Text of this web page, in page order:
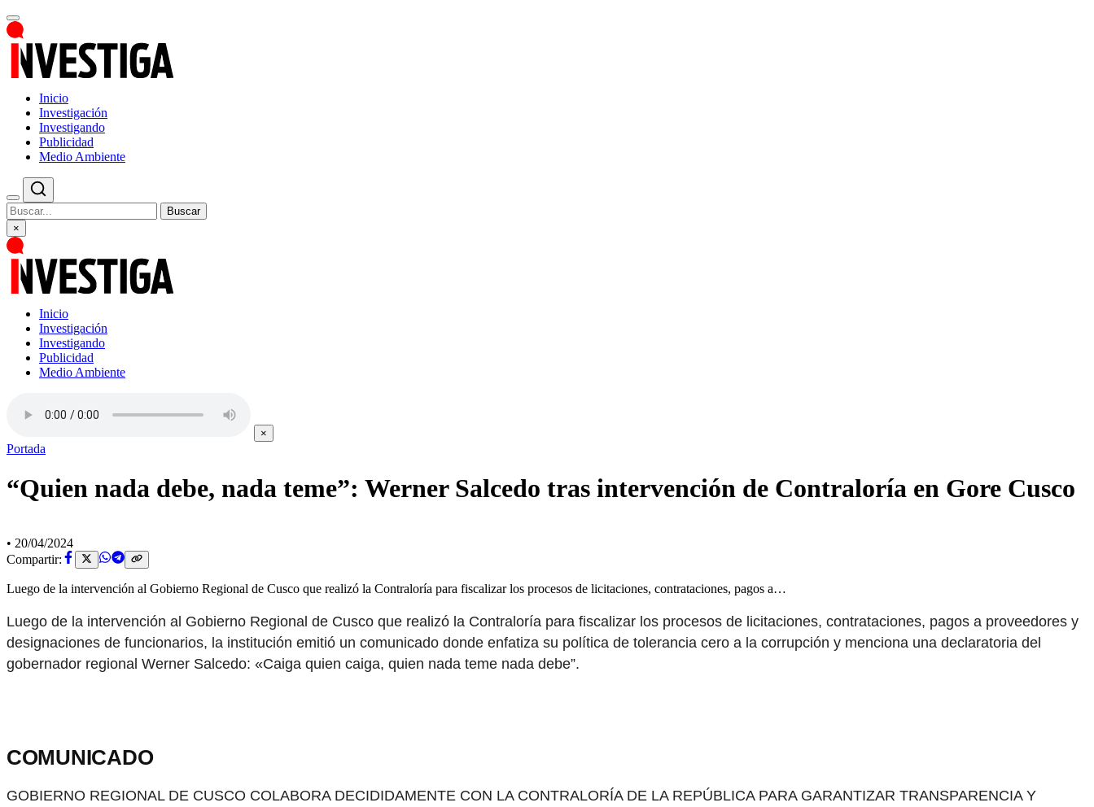
Inicio
Investigación
Investigando
Publicidad
Medio Ambiente
Buscar
×
Inicio
Investigación
Investigando
Publicidad
Medio Ambiente
×
Portada
“Quien nada debe, nada teme”: Werner Salcedo tras intervención de Contraloría en Gore Cusco
• 20/04/2024
Compartir:
Luego de la intervención al Gobierno Regional de Cusco que realizó la Contraloría para fiscalizar los procesos de licitaciones, contrataciones, pagos a…
Luego de la intervención al Gobierno Regional de Cusco que realizó la Contraloría para fiscalizar los procesos de licitaciones, contrataciones, pagos a proveedores y
designaciones de funcionarios, la institución emitió un comunicado donde enfatiza su política de tolerancia cero a la corrupción y menciona una declaratoria del
gobernador regional Werner Salcedo: «Caiga quien caiga, quien nada teme nada debe”.
COMUNICADO
GOBIERNO REGIONAL DE CUSCO COLABORA DECIDIDAMENTE CON LA CONTRALORÍA DE LA REPÚBLICA PARA GARANTIZAR TRANSPARENCIA Y